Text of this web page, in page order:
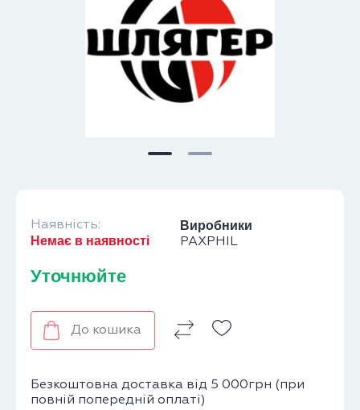
Наявність:
Немає в наявності
Виробники
PAXPHIL
Уточнюйте
До кошика
Безкоштовна доставка від 5 000грн (при
повній попередній оплаті)